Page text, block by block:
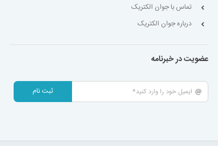
تماس با جوان الکتریک
درباره جوان الکتریک
عضویت در خبرنامه
ثبت نام